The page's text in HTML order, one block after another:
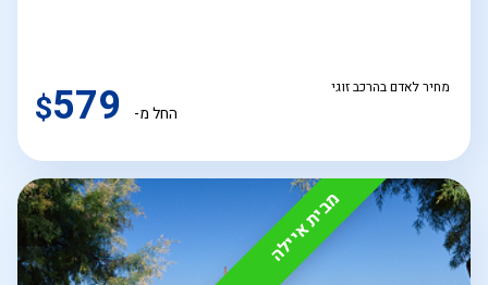
מחיר לאדם בהרכב זוגי
החל מ- $579
מבית איילה